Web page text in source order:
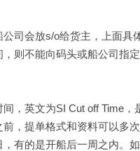
司会放s/o给货主，上面
则不能向码头或船公司指定
，英文为SI Cut off Time
，提单格式和资料可以多
有的是开船后一周之内。